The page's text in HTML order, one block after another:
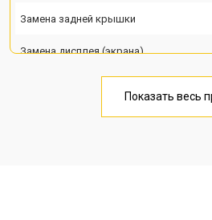
Замена задней крышки
Замена дисплея (экрана)
Замена кнопки включения
Показать весь